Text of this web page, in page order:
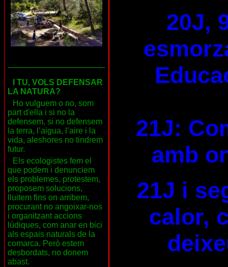
I TU, VOLS DEFENSAR
LA NATURA?
Ho vulguem o no, som
part d'ella i si no la
defensem, si no defensem
la terra, l’aigua, l’aire i la
vida, aleshores no tindrem
futur.
Els ecologistes fem el
que podem i denunciem
els problemes, protestem,
proposem solucions,
lluitem fins on arribem,
procurant no angoixar-nos
i organitzant accions
lúdiques, com anar en bici
als espais naturals de la
comarca. Però estem
desbordats, no donem
abast.
20J,
21J:
amb
21J i
calor,